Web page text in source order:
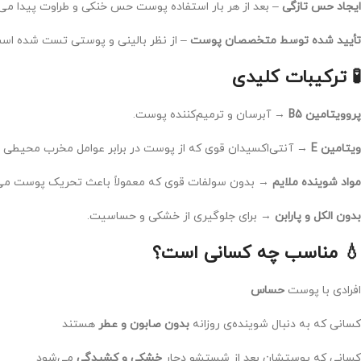
ایجاد حس تازگی – بعد از هر بار استفاده پوست حس خنکی و طراوت پیدا
تأیید شده توسط متخصصان پوست – از نظر بالینی و پوستی تست شده
🧪 ترکیبات کلیدی
پروویتامین B5 → آبرسان و ترمیم‌کننده پوست.
ویتامین E → آنتی‌اکسیدان قوی که از پوست در برابر عوامل مخرب
مواد شوینده ملایم → بدون سولفات قوی که معمولاً باعث تحریک پوست
بدون الکل و پارابن → برای جلوگیری از خشکی و حساسیت.
💧 مناسب چه کسانی است؟
افرادی با پوست حساس
کسانی که به دنبال شوینده‌ی روزانه بدون صابون و عطر هستند